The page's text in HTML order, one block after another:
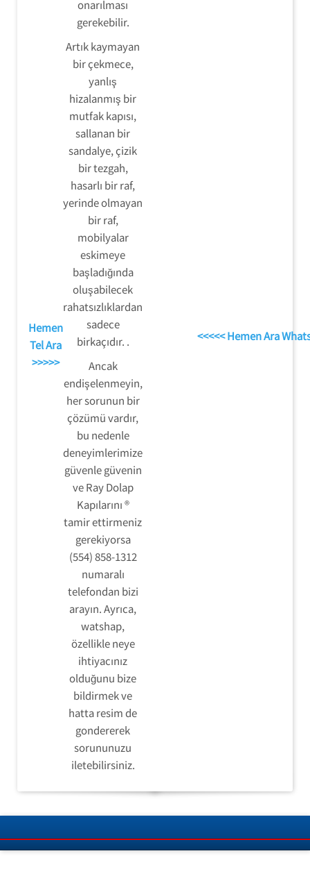
Hemen
Tel Ara
>>>>>
onarılması
gerekebilir.
Artık kaymayan
bir çekmece,
yanlış
hizalanmış bir
mutfak kapısı,
sallanan bir
sandalye, çizik
bir tezgah,
hasarlı bir raf,
yerinde olmayan
bir raf,
mobilyalar
eskimeye
başladığında
oluşabilecek
rahatsızlıklardan
sadece
birkaçıdır. .
Ancak
endişelenmeyin,
her sorunun bir
çözümü vardır,
bu nedenle
deneyimlerimize
güvenle güvenin
ve Ray Dolap
Kapılarını ®
tamir ettirmeniz
gerekiyorsa
(554) 858-1312
numaralı
telefondan bizi
arayın. Ayrıca,
watshap,
özellikle neye
ihtiyacınız
olduğunu bize
bildirmek ve
hatta resim de
gondererek
sorununuzu
iletebilirsiniz.
<<<<< Hemen Ara